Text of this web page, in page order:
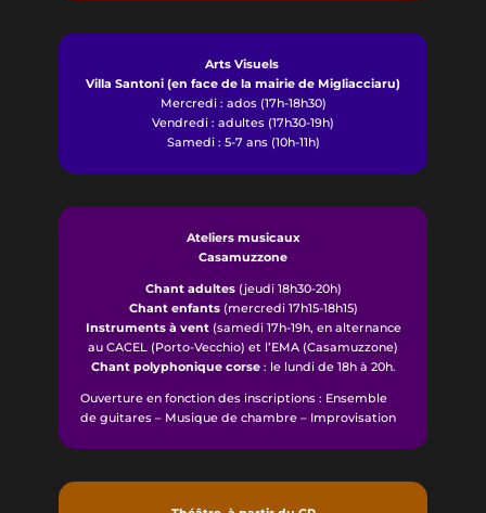
Arts Visuels
Villa Santoni (en face de la mairie de Migliacciaru)
Mercredi : ados (17h-18h30)
Vendredi : adultes (17h30-19h)
Samedi : 5-7 ans (10h-11h)
Ateliers musicaux
Casamuzzone
Chant adultes(jeudi 18h30-20h)
Chant enfants(mercredi 17h15-18h15)
Instruments à vent(samedi 17h-19h, en alternance
au CACEL (Porto-Vecchio) et l’EMA (Casamuzzone)
Chant polyphonique corse: le lundi de 18h à 20h.
Ouverture en fonction des inscriptions : Ensemble
de guitares – Musique de chambre – Improvisation